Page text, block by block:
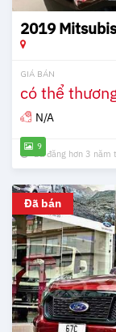
9
2019
GIÁ BÁN
có thể
N/A
Đã đăng hơn 3 năm
Đã bán